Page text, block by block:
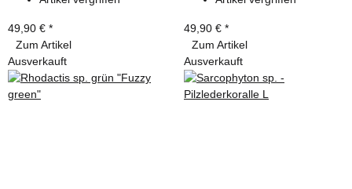
49,90 € *
Zum Artikel
49,90 € *
Zum Artikel
Ausverkauft
Ausverkauft